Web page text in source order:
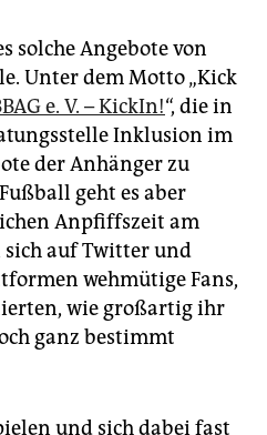
solche Angebote von
Unter dem Motto „Kick
e. V. – KickIn!“, die in
Inklusion im
der Anhänger zu
geht es aber
Anpfiffszeit am
sich auf Twitter und
wehmütige Fans,
wie großartig ihr
ganz bestimmt
und sich dabei fast